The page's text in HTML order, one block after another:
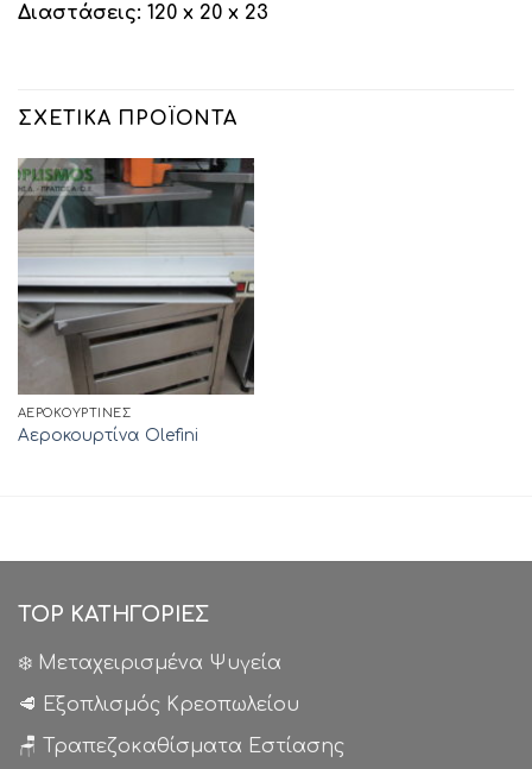
Διαστάσεις: 120 x 20 x 23
ΣΧΕΤΙΚΆ ΠΡΟΪΌΝΤΑ
ΑΕΡΟΚΟΥΡΤΊΝΕΣ
Αεροκουρτίνα Olefini
TOP ΚΑΤΗΓΟΡΙΕΣ
❄️ Μεταχειρισμένα Ψυγεία
🥩 Εξοπλισμός Κρεοπωλείου
🪑 Τραπεζοκαθίσματα Εστίασης